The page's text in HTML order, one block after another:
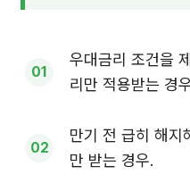
우대금리 조건을
리만 적용받는 경
만기 전 급히 해지
만 받는 경우.